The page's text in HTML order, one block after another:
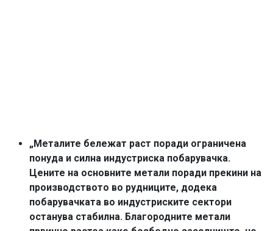
„Металите бележат раст поради ограничена
понуда и силна индустриска побарувачка.
Цените на основните метали поради прекини на
производството во рудниците, додека
побарувачката во индустриските сектори
останува стабилна. Благородните метали